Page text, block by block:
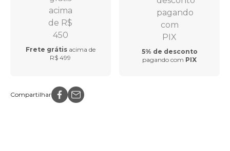
Frete grátis acima de
R$ 499
5% de desconto
pagando com PIX
Compartilhar